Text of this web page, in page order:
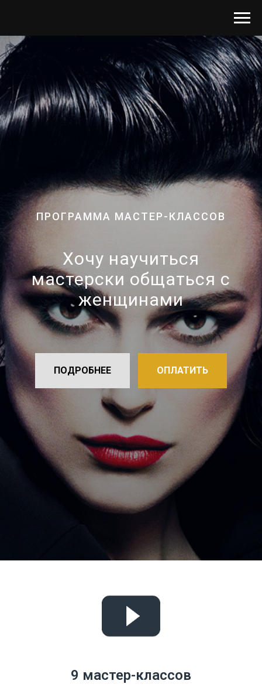
ПРОГРАММА МАСТЕР-КЛАССОВ
Хочу научиться
мастерски общаться с
женщинами
ПОДРОБНЕЕ ОПЛАТИТЬ
9 мастер-классов